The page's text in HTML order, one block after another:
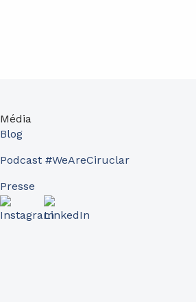
Média
Blog
Podcast #WeAreCiruclar
Presse